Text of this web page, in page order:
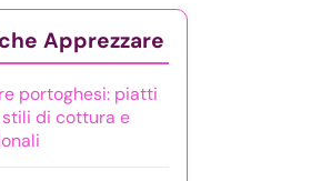
Apprezzare
portoghesi: piatti
di cottura e